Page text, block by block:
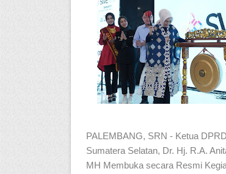
PALEMBANG, SRN - Ketua
Sumatera Selatan, Dr. Hj. R.A.
MH Membuka secara Resmi